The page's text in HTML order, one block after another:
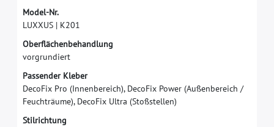
Model-Nr.
LUXXUS | K201
Oberfächenbehandlung
vorgrundiert
Passender Kleber
DecoFix Pro (Innenbereich), DecoFix Power (Außenbereich /
Feuchträume), DecoFix Ultra (Stoßstellen)
Stilrichtung